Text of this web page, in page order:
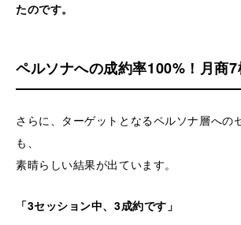
たのです。
ペルソナへの成約率100%！月商
さらに、ターゲットとなるペルソナ層への
も、
素晴らしい結果が出ています。
「3セッション中、3成約です」